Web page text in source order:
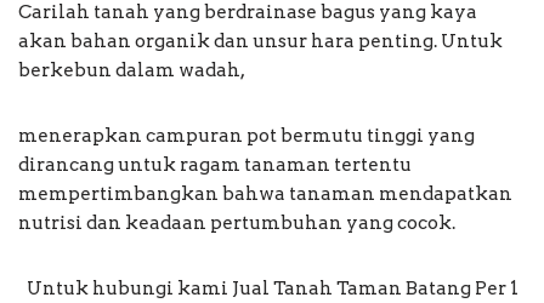
Carilah tanah yang berdrainase bagus yang kaya
akan bahan organik dan unsur hara penting. Untuk
berkebun dalam wadah,
menerapkan campuran pot bermutu tinggi yang
dirancang untuk ragam tanaman tertentu
mempertimbangkan bahwa tanaman mendapatkan
nutrisi dan keadaan pertumbuhan yang cocok.
Untuk hubungi kami Jual Tanah Taman Batang Per 1